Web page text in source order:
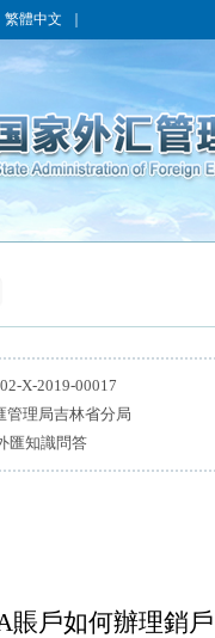
繁體中文
X-2019-00017
管理局吉林省分局
匯知識問答
賬戶如何辦理銷